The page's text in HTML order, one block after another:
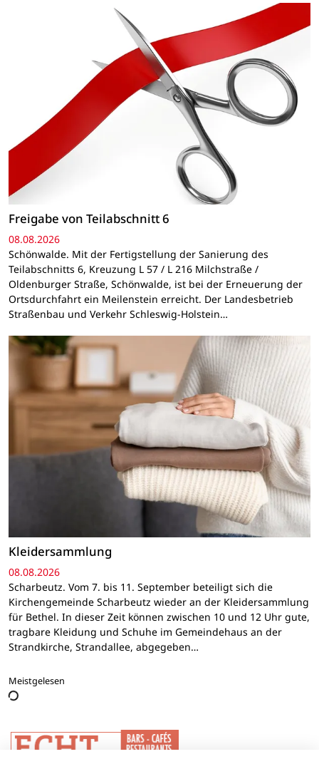
Freigabe von Teilabschnitt 6
08.08.2026
Schönwalde. Mit der Fertigstellung der Sanierung des
Teilabschnitts 6, Kreuzung L 57 / L 216 Milchstraße /
Oldenburger Straße, Schönwalde, ist bei der Erneuerung der
Ortsdurchfahrt ein Meilenstein erreicht. Der Landesbetrieb
Straßenbau und Verkehr Schleswig-Holstein…
Kleidersammlung
08.08.2026
Scharbeutz. Vom 7. bis 11. September beteiligt sich die
Kirchengemeinde Scharbeutz wieder an der Kleidersammlung
für Bethel. In dieser Zeit können zwischen 10 und 12 Uhr gute,
tragbare Kleidung und Schuhe im Gemeindehaus an der
Strandkirche, Strandallee, abgegeben…
Meistgelesen